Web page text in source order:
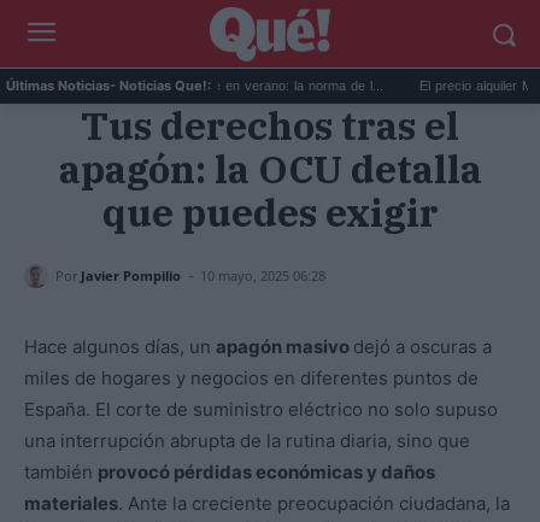
Últimas Noticias- Noticias Que!:
Viajar con perro en coche en verano: la norma de l... El precio alquiler Mérida
Tus derechos tras el
apagón: la OCU detalla
que puedes exigir
Por Javier Pompilio - 10 mayo, 2025 06:28
Hace algunos días, un apagón masivo dejó a oscuras a
miles de hogares y negocios en diferentes puntos de
España. El corte de suministro eléctrico no solo supuso
una interrupción abrupta de la rutina diaria, sino que
también provocó pérdidas económicas y daños
materiales. Ante la creciente preocupación ciudadana, la